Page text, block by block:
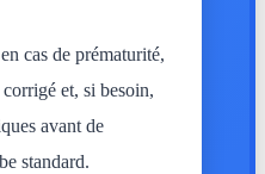
cas de prématurité,
et, si besoin,
avant de
standard.